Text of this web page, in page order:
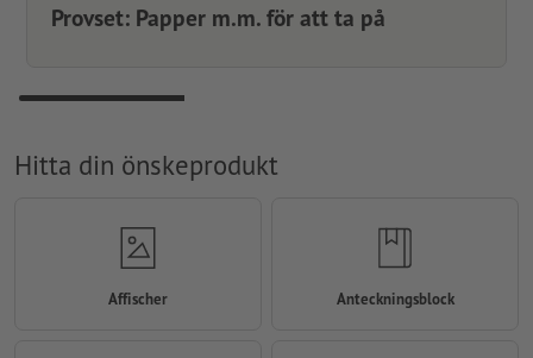
Provset: Papper m.m. för att ta på
Hitta din önskeprodukt
Affischer Anteckningsblock